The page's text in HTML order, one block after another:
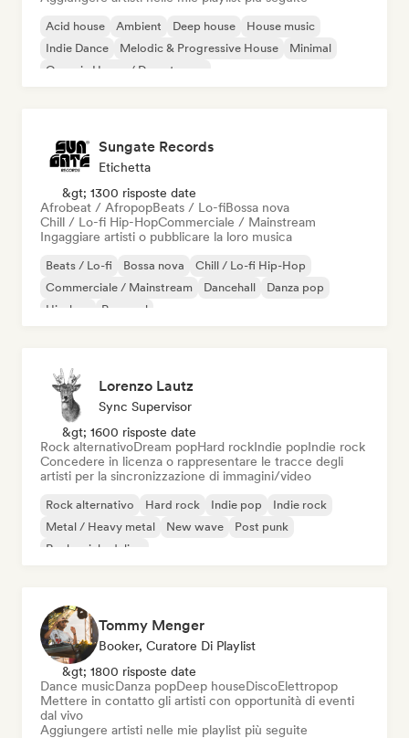
Acid house Ambient Deep house
House music
Indie Dance
Melodic & Progressive House
Minimal
Organic House / Downtempo
Sungate Records
Etichetta
&gt; 1300 risposte date
Afrobeat / AfropopBeats / Lo-fiBossa nova
Chill / Lo-fi Hip-HopCommerciale / Mainstream
Ingaggiare artisti o pubblicare la loro musica
Beats / Lo-fi Bossa nova
Chill / Lo-fi Hip-Hop
Commerciale / Mainstream
Dancehall
Danza pop
Hip-hop
Pop soul
Lorenzo Lautz
Sync Supervisor
&gt; 1600 risposte date
Rock alternativoDream popHard rockIndie popIndie rock
Concedere in licenza o rappresentare le tracce degli
artisti per la sincronizzazione di immagini/video
Rock alternativo Hard rock Indie pop
Indie rock
Metal / Heavy metal
New wave
Post punk
Rock psichedelico
Tommy Menger
Booker, Curatore Di Playlist
&gt; 1800 risposte date
Dance musicDanza popDeep houseDiscoElettropop
Mettere in contatto gli artisti con opportunità di eventi
dal vivo
Aggiungere artisti nelle mie playlist più seguite